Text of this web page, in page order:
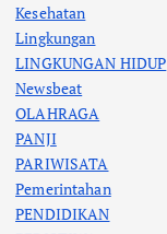
Kesehatan
Lingkungan
LINGKUNGAN HIDUP
Newsbeat
OLAHRAGA
PANJI
PARIWISATA
Pemerintahan
PENDIDIKAN